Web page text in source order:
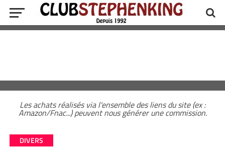
Les achats réalisés via l'ensemble des liens du site (ex :
Amazon/Fnac...) peuvent nous générer une commission.
DIVERS